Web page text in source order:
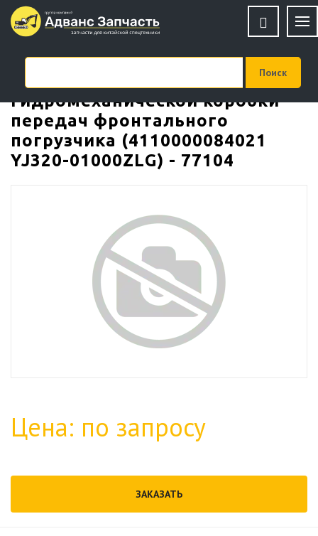
Клапан гидротрансформатора
гидромеханической коробки
передач фронтального
погрузчика (4110000084021
YJ320-01000ZLG) - 77104
Цена: по запросу
ЗАКАЗАТЬ